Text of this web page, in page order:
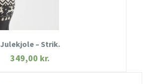
Julekjole – Strik.
349,00 kr.